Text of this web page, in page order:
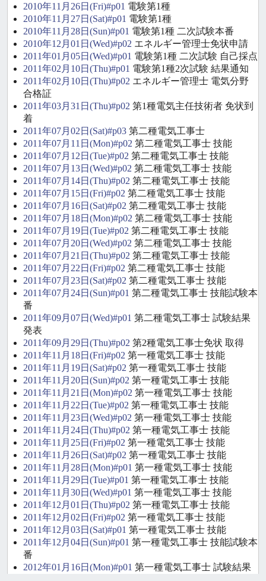
2010年11月26日(Fri)#p01 電験第1種
2010年11月27日(Sat)#p01 電験第1種
2010年11月28日(Sun)#p01 電験第1種 二次試験本番
2010年12月01日(Wed)#p02 エネルギー管理士免状申請
2011年01月05日(Wed)#p01 電験第1種 二次試験 自己採点
2011年02月10日(Thu)#p01 電験第1種2次試験 結果通知
2011年02月10日(Thu)#p02 エネルギー管理士 電気分野
合格証
2011年03月31日(Thu)#p02 第1種電気主任技術者 免状到
着
2011年07月02日(Sat)#p03 第二種電気工事士
2011年07月11日(Mon)#p02 第二種電気工事士 技能
2011年07月12日(Tue)#p02 第二種電気工事士 技能
2011年07月13日(Wed)#p02 第二種電気工事士 技能
2011年07月14日(Thu)#p02 第二種電気工事士 技能
2011年07月15日(Fri)#p02 第二種電気工事士 技能
2011年07月16日(Sat)#p02 第二種電気工事士 技能
2011年07月18日(Mon)#p02 第二種電気工事士 技能
2011年07月19日(Tue)#p02 第二種電気工事士 技能
2011年07月20日(Wed)#p02 第二種電気工事士 技能
2011年07月21日(Thu)#p02 第二種電気工事士 技能
2011年07月22日(Fri)#p02 第二種電気工事士 技能
2011年07月23日(Sat)#p02 第二種電気工事士 技能
2011年07月24日(Sun)#p01 第二種電気工事士 技能試験本
番
2011年09月07日(Wed)#p01 第二種電気工事士 試験結果
発表
2011年09月29日(Thu)#p02 第2種電気工事士免状 取得
2011年11月18日(Fri)#p02 第一種電気工事士 技能
2011年11月19日(Sat)#p02 第一種電気工事士 技能
2011年11月20日(Sun)#p02 第一種電気工事士 技能
2011年11月21日(Mon)#p02 第一種電気工事士 技能
2011年11月22日(Tue)#p02 第一種電気工事士 技能
2011年11月23日(Wed)#p02 第一種電気工事士 技能
2011年11月24日(Thu)#p02 第一種電気工事士 技能
2011年11月25日(Fri)#p02 第一種電気工事士 技能
2011年11月26日(Sat)#p02 第一種電気工事士 技能
2011年11月28日(Mon)#p01 第一種電気工事士 技能
2011年11月29日(Tue)#p01 第一種電気工事士 技能
2011年11月30日(Wed)#p01 第一種電気工事士 技能
2011年12月01日(Thu)#p02 第一種電気工事士 技能
2011年12月02日(Fri)#p02 第一種電気工事士 技能
2011年12月03日(Sat)#p01 第一種電気工事士 技能
2011年12月04日(Sun)#p01 第一種電気工事士 技能試験本
番
2012年01月16日(Mon)#p01 第一種電気工事士 試験結果